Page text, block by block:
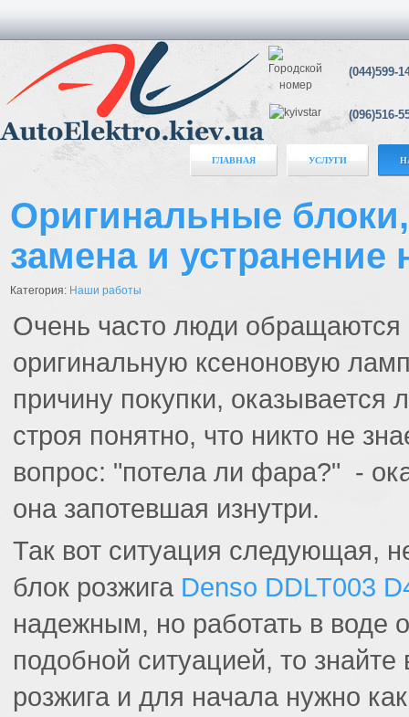
(044)599-
(096)516-
ГЛАВНАЯ УСЛУГИ
Оригинальные
замена и устранение
Категория: Наши работы
Очень часто люди обращаются
оригинальную ксеноновую
причину покупки,
строя понятно, что никто не
вопрос: "потела ли фара?" -
она запотевшая изнутри.
Так вот ситуация следующая,
блок розжига Denso DDLT003
надежным, но работать в воде
подобной ситуацией, то
розжига и для начала нужно